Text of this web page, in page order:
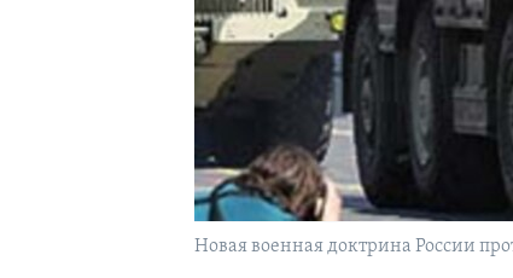
Новая военная доктрина России